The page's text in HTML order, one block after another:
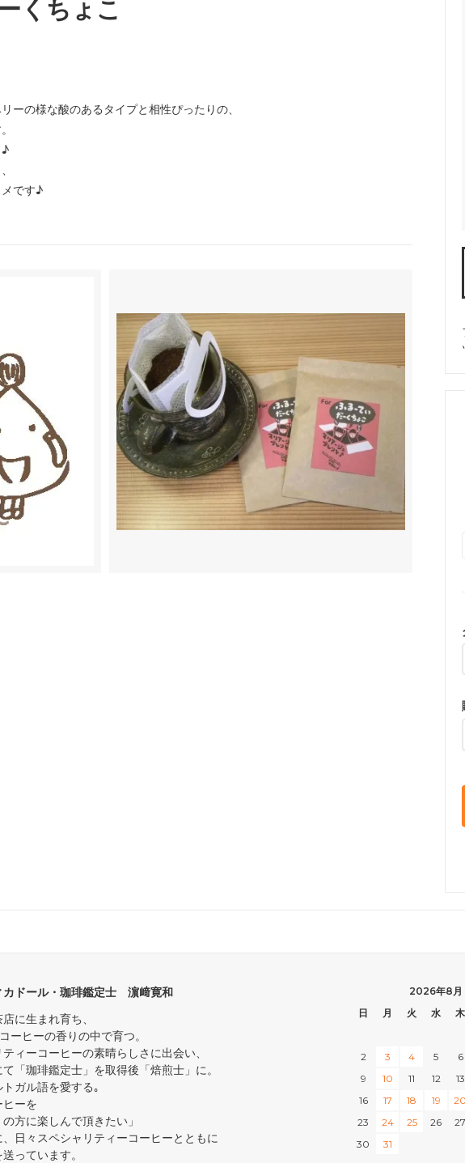
くちょこ
ーの様な酸のあるタイプと相性ぴったりの、
♪
メです♪
カドール・珈琲鑑定士 濵﨑寛和
に生まれ育ち、
ーヒーの香りの中で育つ。
ィーコーヒーの素晴らしさに出会い、
「珈琲鑑定士」を取得後「焙煎士」に。
ガル語を愛する｡
ヒーを
方に楽しんで頂きたい」
、日々スペシャリティーコーヒーとともに
っています。
2026年8月
日
月 火 水 木
2
3 4 5 6
9
10 11 12 13
16
17 18 19 20
23
24 25 26 27
30
31